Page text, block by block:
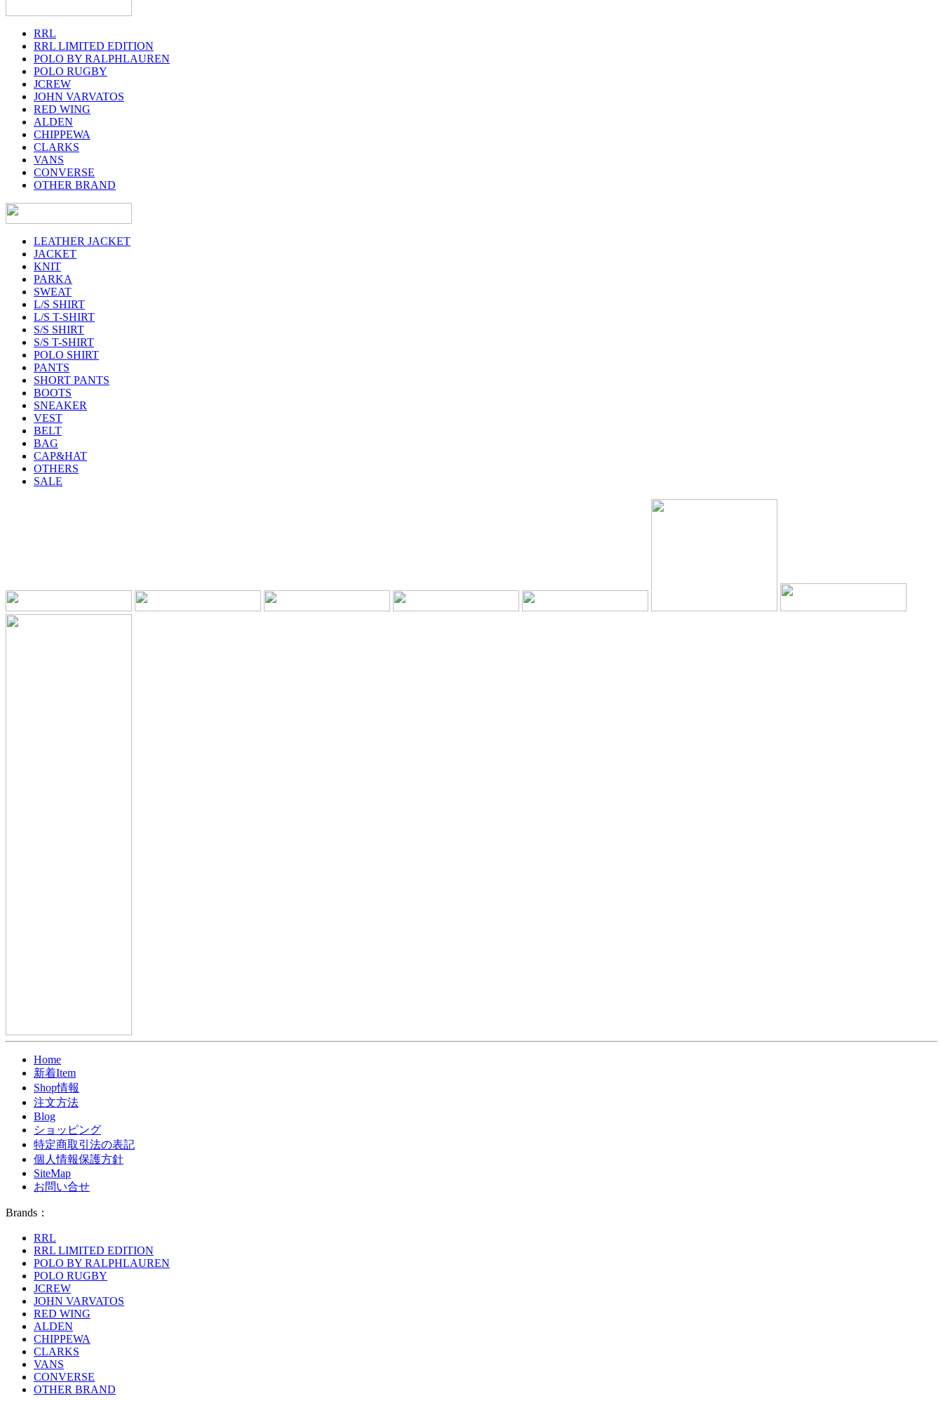
RRL
RRL LIMITED EDITION
POLO BY RALPHLAUREN
POLO RUGBY
JCREW
JOHN VARVATOS
RED WING
ALDEN
CHIPPEWA
CLARKS
VANS
CONVERSE
OTHER BRAND
LEATHER JACKET
JACKET
KNIT
PARKA
SWEAT
L/S SHIRT
L/S T-SHIRT
S/S SHIRT
S/S T-SHIRT
POLO SHIRT
PANTS
SHORT PANTS
BOOTS
SNEAKER
VEST
BELT
BAG
CAP&HAT
OTHERS
SALE
Home
新着Item
Shop情報
注文方法
Blog
ショッピング
特定商取引法の表記
個人情報保護方針
SiteMap
お問い合せ
Brands：
RRL
RRL LIMITED EDITION
POLO BY RALPHLAUREN
POLO RUGBY
JCREW
JOHN VARVATOS
RED WING
ALDEN
CHIPPEWA
CLARKS
VANS
CONVERSE
OTHER BRAND